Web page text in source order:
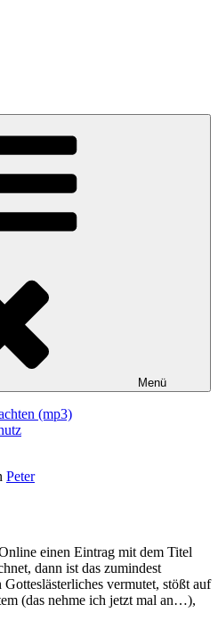
Menü
(mp3)
Peter
einen Eintrag mit dem Titel
dann ist das zumindest
vermutet, stößt auf
(das nehme ich jetzt mal an…),